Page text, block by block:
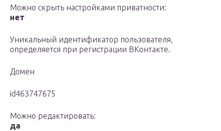
Можно скрыть настройками приватности:
нет
Уникальный идентификатор пользователя,
определяется при регистрации ВКонтакте.
Домен
id463747675
Можно редактировать:
да